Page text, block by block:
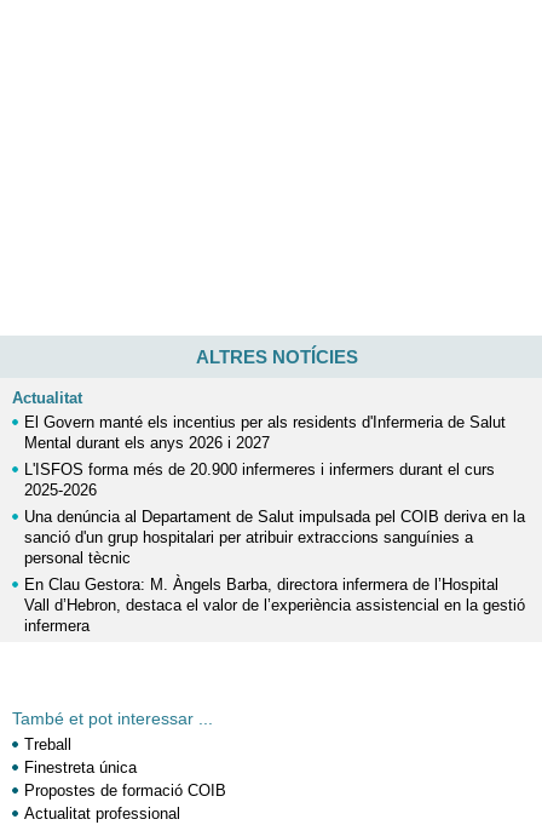
ALTRES NOTÍCIES
Actualitat
El Govern manté els incentius per als residents d'Infermeria de Salut
Mental durant els anys 2026 i 2027
L'ISFOS forma més de 20.900 infermeres i infermers durant el curs
2025-2026
Una denúncia al Departament de Salut impulsada pel COIB deriva en la
sanció d'un grup hospitalari per atribuir extraccions sanguínies a
personal tècnic
En Clau Gestora: M. Àngels Barba, directora infermera de l’Hospital
Vall d’Hebron, destaca el valor de l’experiència assistencial en la gestió
infermera
També et pot interessar ...
Treball
Finestreta única
Propostes de formació COIB
Actualitat professional